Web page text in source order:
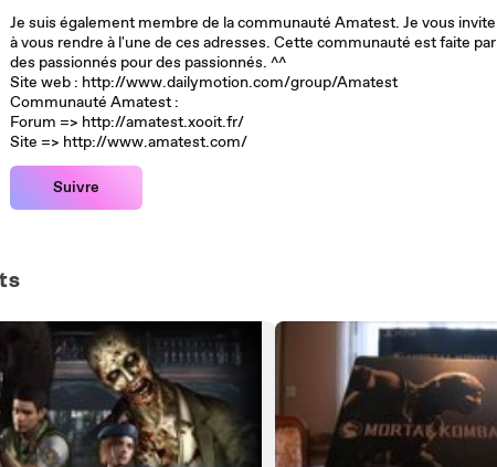
Je suis également membre de la communauté Amatest. Je vous invite
à vous rendre à l'une de ces adresses. Cette communauté est faite par
des passionnés pour des passionnés. ^^
Site web : http://www.dailymotion.com/group/Amatest
Communauté Amatest :
Forum => http://amatest.xooit.fr/
Site => http://www.amatest.com/
Suivre